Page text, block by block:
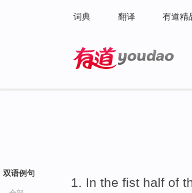
词典 翻译 有道精
双语例句
In the fist half of